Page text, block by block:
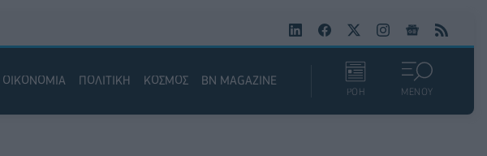
ΟΙΚΟΝΟΜΙΑ ΠΟΛΙΤΙΚΗ ΚΟΣΜΟΣ BN MAGAZINE
ΡΟΗ ΜΕΝΟΥ